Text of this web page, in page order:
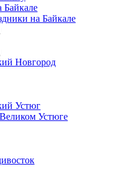
на Байкале
Новгород
Устюг
Устюге